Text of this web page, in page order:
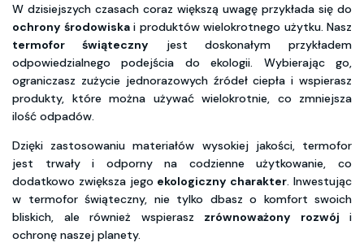
W dzisiejszych czasach coraz większą uwagę przykłada się do
ochrony środowiskai produktów wielokrotnego użytku. Nasz
termofor świąteczny jest doskonałym przykładem
odpowiedzialnego podejścia do ekologii. Wybierając go,
ograniczasz zużycie jednorazowych źródeł ciepła i wspierasz
produkty, które można używać wielokrotnie, co zmniejsza
ilość odpadów.
Dzięki zastosowaniu materiałów wysokiej jakości, termofor
jest trwały i odporny na codzienne użytkowanie, co
dodatkowo zwiększa jego ekologiczny charakter. Inwestując
w termofor świąteczny, nie tylko dbasz o komfort swoich
bliskich, ale również wspierasz zrównoważony rozwój i
ochronę naszej planety.